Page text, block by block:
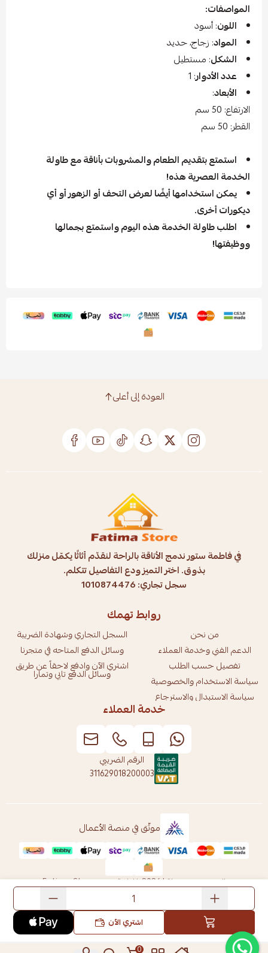
0
اشتري الآن
المواصفات:
اللون: أسود
المواد: زجاج، حديد
الشكل: مستطيل
عدد الأدوار: 1
الأبعاد:
الارتفاع: 50 سم
القطر: 50 سم
استمتع بتقديم الطعام والمشروبات بأناقة مع طاولة
الخدمة العصرية هذه!
يمكن استخدامها أيضًا لعرض التحف أو الزهور أو أي
ديكورات أخرى.
اطلب طاولة الخدمة هذه اليوم واستمتع بجمالها
ووظيفتها!
العودة إلى أعلى
في فاطمة ستور ندمج الأناقة بالراحة لنقدّم أثاثًا يكمّل منزلك
بذوق. اختر التميز ودع التفاصيل تتكلم.
سجل تجاري: 1010874476
روابط تهمك
من نحن
الدعم الفني وخدمة العملاء
تفصيل حسب الطلب
سياسة الاستخدام والخصوصية
سياسة الاستبدال والاسترجاع
السجل التجاري وشهادة الضريبة
وسائل الدفع المتاحه في متجرنا
اشتري الآن وادفع لاحقاً عن طريق
وسائل الدفع تابي وتمارا
خدمة العملاء
الرقم الضريبي
311629018200003
موثّق في منصة الأعمال
الحقوق محفوظة | 2026 فاطمة ستور Fatima Store